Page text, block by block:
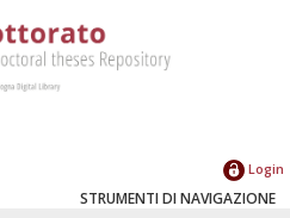
Login
STRUMENTI DI NAVIGAZIONE